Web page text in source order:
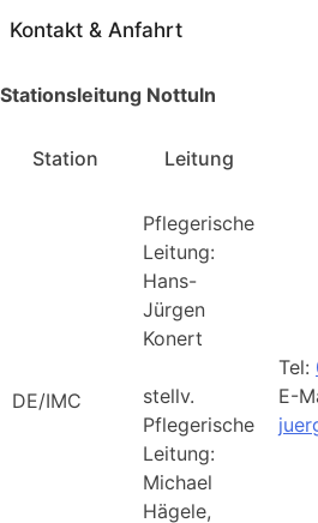
Kontakt & Anfahrt
Stationsleitung Nottuln
Station Leitung
DE/IMC
Pflegerische
Leitung:
Hans-
Jürgen
Konert
stellv.
Pflegerische
Leitung:
Michael
Hägele,
Tel:
E-